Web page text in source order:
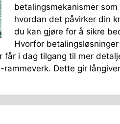
betalingsmekanismer
hvordan det påvirker din
du kan gjøre for å sikre
Hvorfor
får i dag tilgang til mer
rammeverk. Dette gir